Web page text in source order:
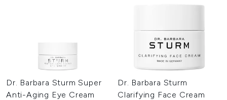
Dr. Barbara Sturm Super
Anti-Aging Eye Cream
Dr. Barbara Sturm
Clarifying Face Cream